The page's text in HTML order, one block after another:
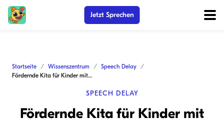
Jetzt Sprechen
Startseite Wissenszentrum
Speech Delay
Fördernde Kita für Kinder mit Sprachverzögerungen
SPEECH DELAY
Fördernde Kita für Kinder mit